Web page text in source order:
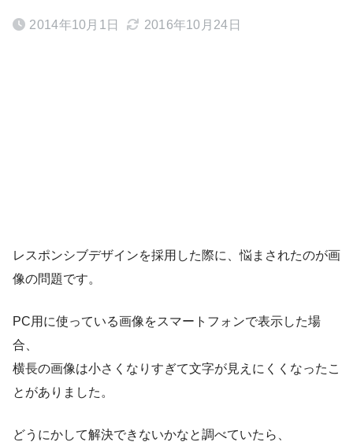
2014年10月1日 2016年10月24日
レスポンシブデザインを採用した際に、悩まされたのが画
像の問題です。
PC用に使っている画像をスマートフォンで表示した場
合、
横長の画像は小さくなりすぎて文字が見えにくくなったこ
とがありました。
どうにかして解決できないかなと調べていたら、